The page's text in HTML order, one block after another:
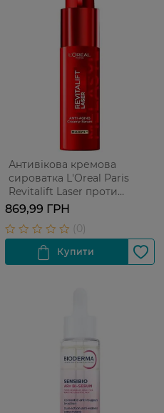
Антивікова кремова
сироватка L'Oreal Paris
Revitalift Laser проти
пігментних плям з
Мелазилом для шкіри
обличчя 50 мл
869,99 ГРН